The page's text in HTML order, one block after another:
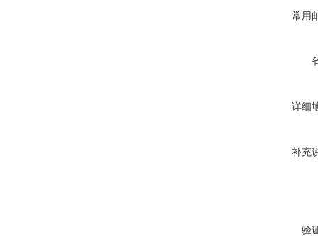
常用
详细
补充
验